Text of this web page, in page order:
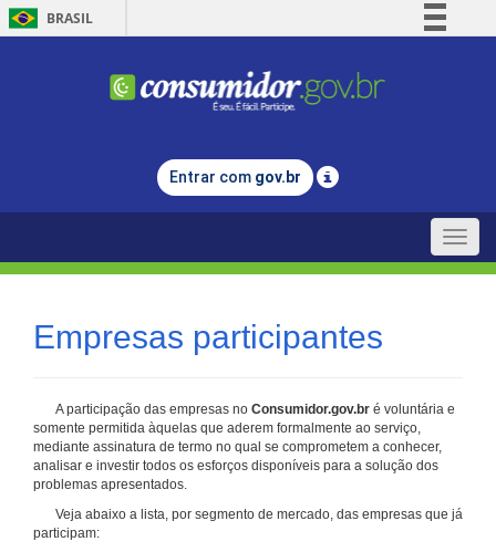
BRASIL
Comunica BR
Legislação
Entrar com gov.br
Toggle
Empresas participantes
A participação das empresas no Consumidor.gov.br é voluntária e
somente permitida àquelas que aderem formalmente ao serviço,
mediante assinatura de termo no qual se comprometem a conhecer,
analisar e investir todos os esforços disponíveis para a solução dos
problemas apresentados.
Veja abaixo a lista, por segmento de mercado, das empresas que já
participam: